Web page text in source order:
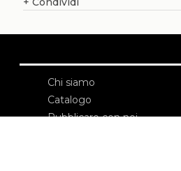
Chi siamo
Catalogo
Pubblicare con noi